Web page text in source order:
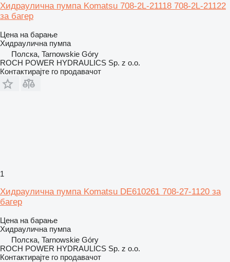
Хидраулична пумпа Komatsu 708-2L-21118 708-2L-21122
за багер
Цена на барање
Хидраулична пумпа
Полска, Tarnowskie Góry
ROCH POWER HYDRAULICS Sp. z o.o.
Контактирајте го продавачот
1
Хидраулична пумпа Komatsu DE610261 708-27-1120 за
багер
Цена на барање
Хидраулична пумпа
Полска, Tarnowskie Góry
ROCH POWER HYDRAULICS Sp. z o.o.
Контактирајте го продавачот